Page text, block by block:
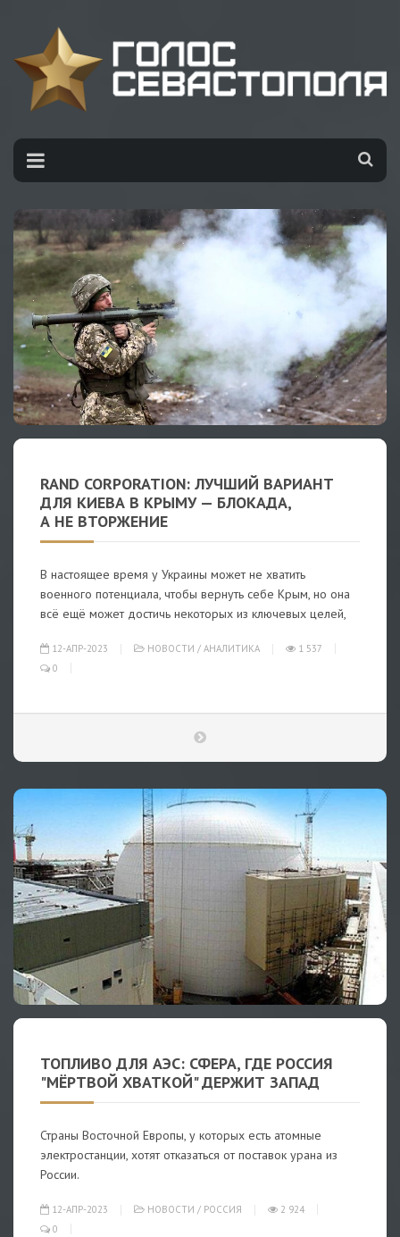
RAND CORPORATION: ЛУЧШИЙ ВАРИАНТ
ДЛЯ КИЕВА В КРЫМУ — БЛОКАДА,
А НЕ ВТОРЖЕНИЕ
В настоящее время у Украины может не хватить
военного потенциала, чтобы вернуть себе Крым, но она
всё ещё может достичь некоторых из ключевых целей,
12-АПР-2023 НОВОСТИ / АНАЛИТИКА
1 537
0
ТОПЛИВО ДЛЯ АЭС: СФЕРА, ГДЕ РОССИЯ
"МЁРТВОЙ ХВАТКОЙ" ДЕРЖИТ ЗАПАД
Страны Восточной Европы, у которых есть атомные
электростанции, хотят отказаться от поставок урана из
России.
12-АПР-2023 НОВОСТИ / РОССИЯ
2 924
0